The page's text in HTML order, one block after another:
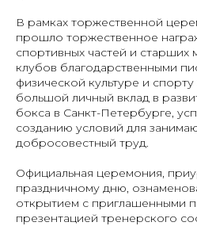
В рамках торжественной
прошло торжественное
спортивных частей и старших
клубов благодарственными
физической культуре и
большой личный вклад в
бокса в Санкт-Петербурге,
созданию условий для
добросовестный труд.
Официальная церемония,
праздничному дню,
открытием с приглашенными
презентацией тренерского